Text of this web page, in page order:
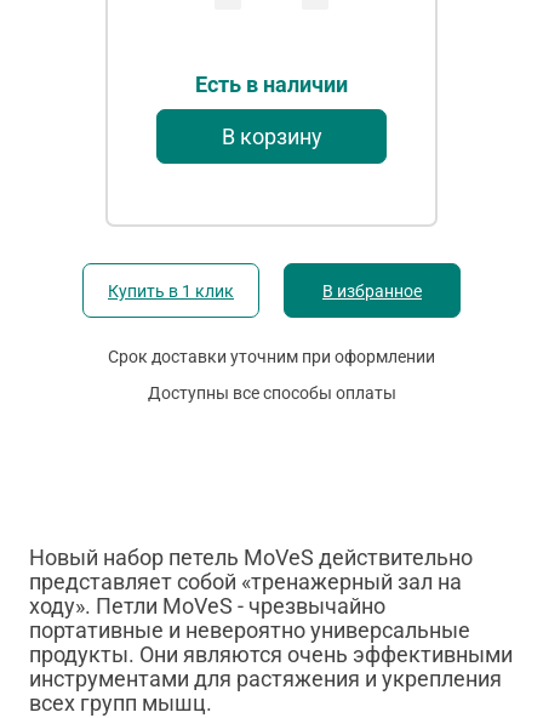
Есть в наличии
В корзину
Купить в 1 клик В избранное
Срок доставки уточним при оформлении
Доступны все способы оплаты
Новый набор петель MoVeS действительно
представляет собой «тренажерный зал на
ходу». Петли MoVeS - чрезвычайно
портативные и невероятно универсальные
продукты. Они являются очень эффективными
инструментами для растяжения и укрепления
всех групп мышц.